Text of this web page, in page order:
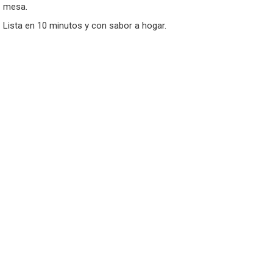
mesa.
Lista en 10 minutos y con sabor a hogar.